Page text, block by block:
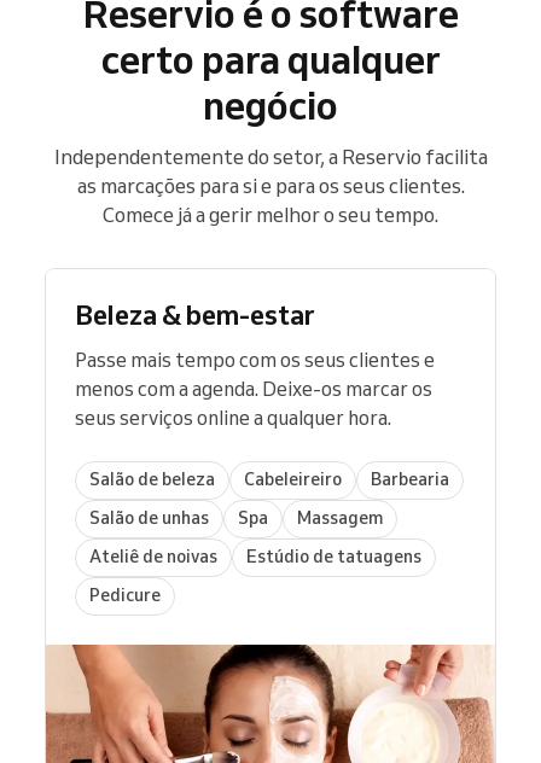
Reservio é o software
certo para qualquer
negócio
Independentemente do setor, a Reservio facilita
as marcações para si e para os seus clientes.
Comece já a gerir melhor o seu tempo.
Beleza & bem-estar
Passe mais tempo com os seus clientes e
menos com a agenda. Deixe-os marcar os
seus serviços online a qualquer hora.
Salão de beleza Cabeleireiro
Barbearia
Salão de unhas
Spa
Massagem
Ateliê de noivas
Estúdio de tatuagens
Pedicure